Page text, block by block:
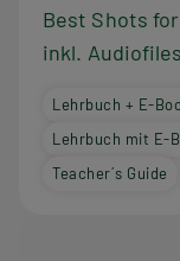
Best Shots
inkl. Audiofiles
Lehrbuch + E-
Lehrbuch mit E-
Teacher´s Guide